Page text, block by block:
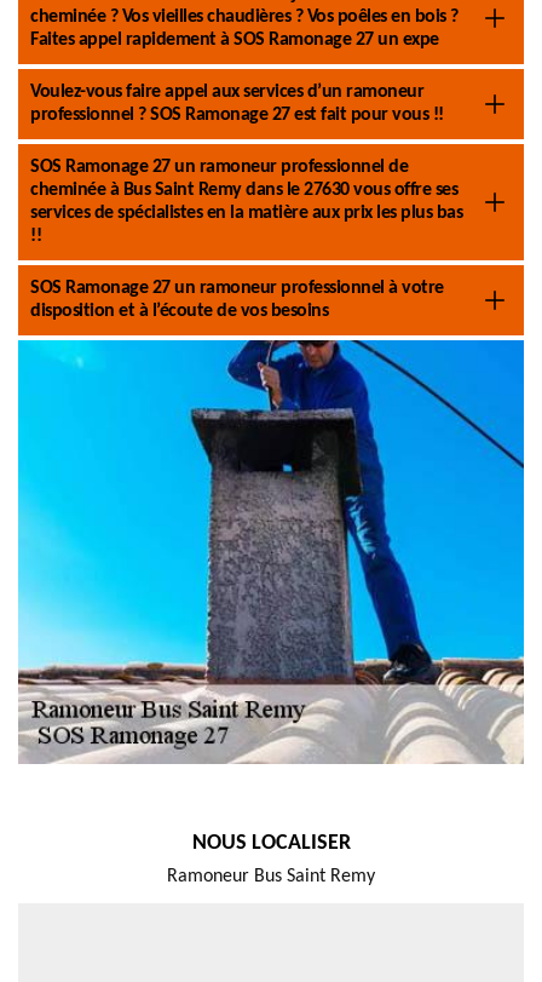
cheminée ? Vos vieilles chaudières ? Vos poêles en bois ?
Faites appel rapidement à SOS Ramonage 27 un expe
Voulez-vous faire appel aux services d’un ramoneur
professionnel ? SOS Ramonage 27 est fait pour vous !!
SOS Ramonage 27 un ramoneur professionnel de
cheminée à Bus Saint Remy dans le 27630 vous offre ses
services de spécialistes en la matière aux prix les plus bas
!!
SOS Ramonage 27 un ramoneur professionnel à votre
disposition et à l’écoute de vos besoins
NOUS LOCALISER
Ramoneur Bus Saint Remy